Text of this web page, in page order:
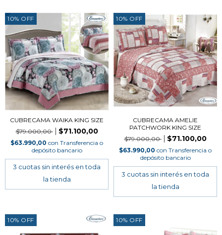
10% OFF
CUBRECAMA WAIKA KING SIZE
$79.000,00
$71.100,00
$63.990,00 con Transferencia o
depósito bancario
10% OFF
CUBRECAMA AMELIE
PATCHWORK KING SIZE
$79.000,00
$71.100,00
$63.990,00 con Transferencia o
depósito bancario
10% OFF 10% OFF